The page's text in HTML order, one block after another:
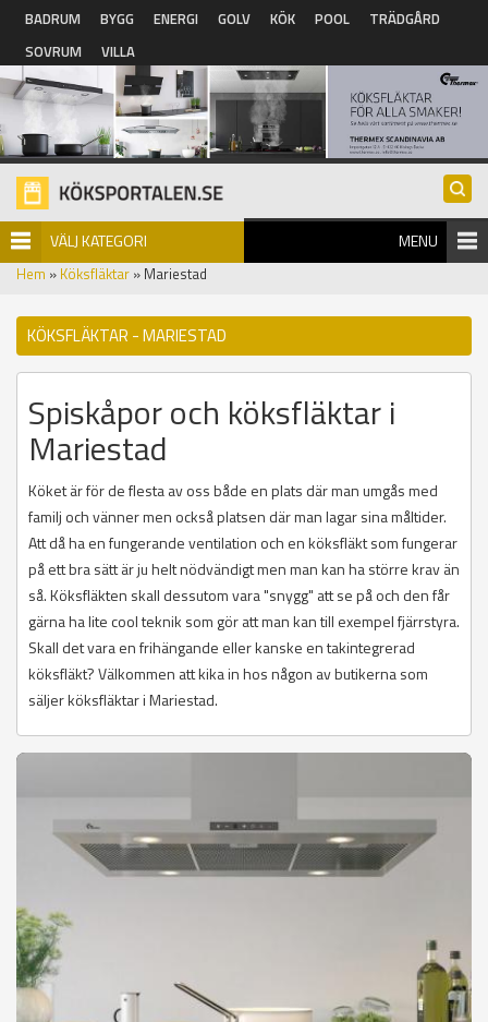
Hoppa till huvudinnehåll
BADRUM BYGG ENERGI GOLV KÖK POOL
TRÄDGÅRD
SOVRUM
VILLA
VÄLJ KATEGORI MENU
Hem » Köksfläktar » Mariestad
KÖKSFLÄKTAR - MARIESTAD
Spiskåpor och köksfläktar i
Mariestad
Köket är för de flesta av oss både en plats där man umgås med
familj och vänner men också platsen där man lagar sina måltider.
Att då ha en fungerande ventilation och en köksfläkt som fungerar
på ett bra sätt är ju helt nödvändigt men man kan ha större krav än
så. Köksfläkten skall dessutom vara "snygg" att se på och den får
gärna ha lite cool teknik som gör att man kan till exempel fjärrstyra.
Skall det vara en frihängande eller kanske en takintegrerad
köksfläkt? Välkommen att kika in hos någon av butikerna som
säljer köksfläktar i Mariestad.